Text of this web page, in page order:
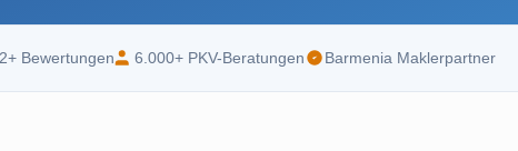
Bewertungen 6.000+ PKV-Beratungen Barmenia Maklerpartner